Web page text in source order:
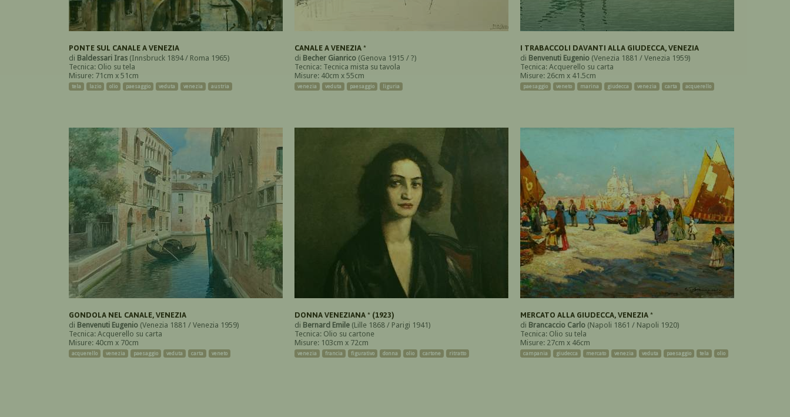
PONTE SUL CANALE A VENEZIA
di Baldessari Iras (Innsbruck 1894 / Roma 1965)
Tecnica: Olio su tela
Misure: 71cm x 51cm
tela lazio olio paesaggio veduta venezia austria
CANALE A VENEZIA *
di Becher Gianrico (Genova 1915 / ?)
Tecnica: Tecnica mista su tavola
Misure: 40cm x 55cm
venezia veduta paesaggio liguria
I TRABACCOLI DAVANTI ALLA GIUDECCA, VENEZIA
di Benvenuti Eugenio (Venezia 1881 / Venezia 1959)
Tecnica: Acquerello su carta
Misure: 26cm x 41.5cm
paesaggio veneto marina giudecca venezia carta acquerello
GONDOLA NEL CANALE, VENEZIA
di Benvenuti Eugenio (Venezia 1881 / Venezia 1959)
Tecnica: Acquerello su carta
Misure: 40cm x 70cm
acquerello venezia paesaggio veduta carta veneto
DONNA VENEZIANA * (1923)
di Bernard Emile (Lille 1868 / Parigi 1941)
Tecnica: Olio su cartone
Misure: 103cm x 72cm
venezia francia figurativo donna olio cartone ritratto
MERCATO ALLA GIUDECCA, VENEZIA *
di Brancaccio Carlo (Napoli 1861 / Napoli 1920)
Tecnica: Olio su tela
Misure: 27cm x 46cm
campania giudecca mercato venezia veduta paesaggio tela olio